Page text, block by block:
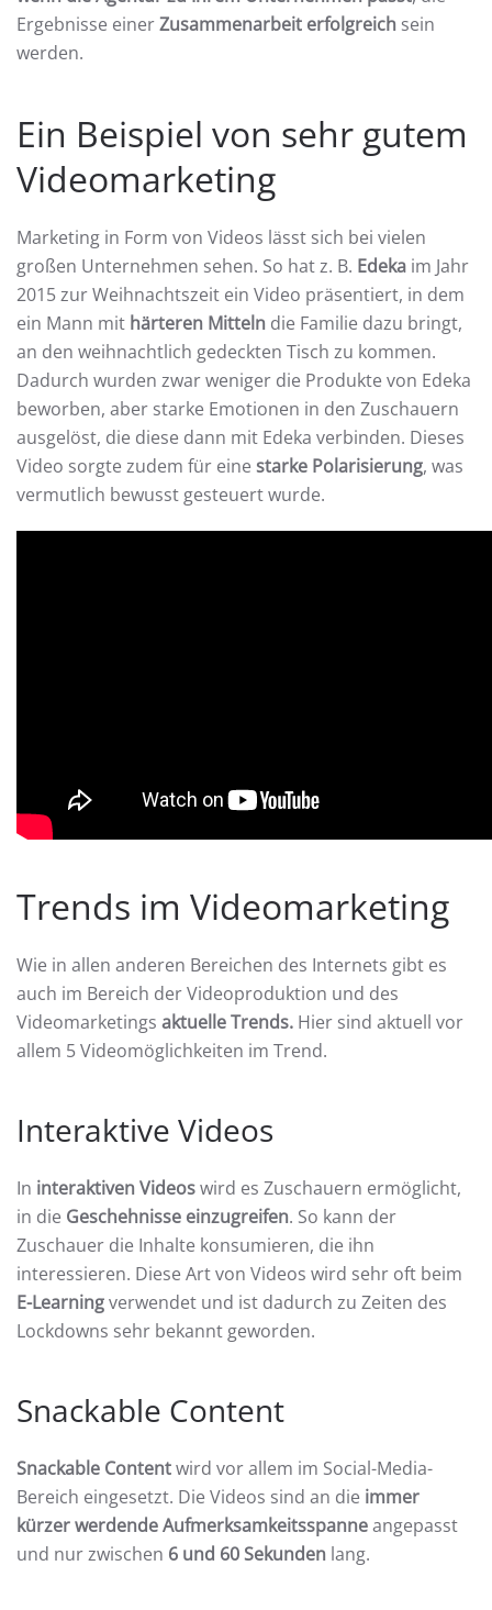
Ergebnisse einerZusammenarbeit erfolgreich sein
werden.
Ein Beispiel von sehr gutem
Videomarketing
Marketing in Form von Videos lässt sich bei vielen
großen Unternehmen sehen. So hat z. B. Edeka im Jahr
2015 zur Weihnachtszeit ein Video präsentiert, in dem
ein Mann mit härteren Mitteln die Familie dazu bringt,
an den weihnachtlich gedeckten Tisch zu kommen.
Dadurch wurden zwar weniger die Produkte von Edeka
beworben, aber starke Emotionen in den Zuschauern
ausgelöst, die diese dann mit Edeka verbinden. Dieses
Video sorgte zudem für eine starke Polarisierung, was
vermutlich bewusst gesteuert wurde.
Trends im Videomarketing
Wie in allen anderen Bereichen des Internets gibt es
auch im Bereich der Videoproduktion und des
Videomarketings aktuelle Trends. Hier sind aktuell vor
allem 5 Videomöglichkeiten im Trend.
Interaktive Videos
In interaktiven Videoswird es Zuschauern ermöglicht,
in die Geschehnisse einzugreifen. So kann der
Zuschauer die Inhalte konsumieren, die ihn
interessieren. Diese Art von Videos wird sehr oft beim
E-Learningverwendet und ist dadurch zu Zeiten des
Lockdowns sehr bekannt geworden.
Snackable Content
Snackable Contentwird vor allem im Social-Media-
Bereich eingesetzt. Die Videos sind an die immer
kürzer werdende Aufmerksamkeitsspanneangepasst
und nur zwischen 6 und 60 Sekunden lang.